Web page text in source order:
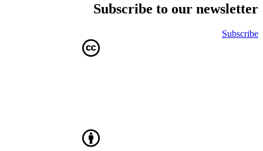
Subscribe to our newsletter
Subscribe